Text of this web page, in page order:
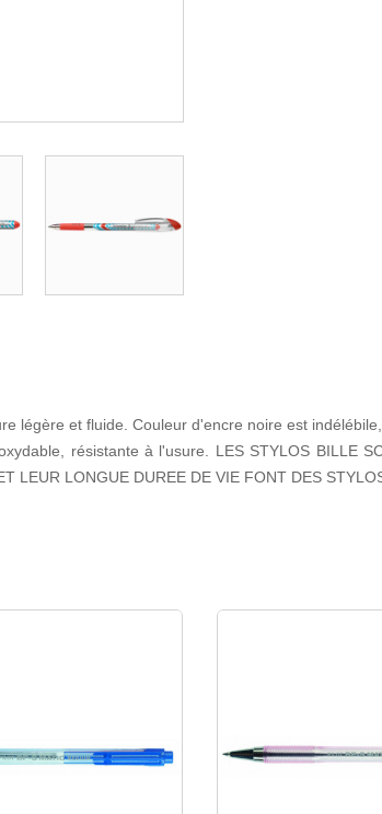
légère et fluide. Couleur d'encre noire est
résistante à l'usure. LES STYLOS BILLE
LEUR LONGUE DUREE DE VIE FONT DES